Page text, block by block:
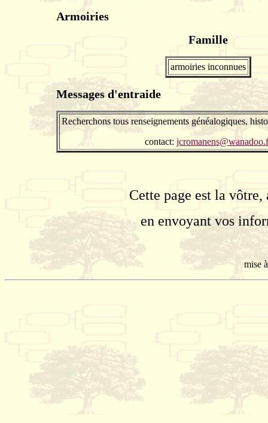
Armoiries
Famille
armoiries inconnues
Messages d'entraide
Recherchons tous renseignements généalogiques,
contact:
Cette page est la
en envoyant vos
mise